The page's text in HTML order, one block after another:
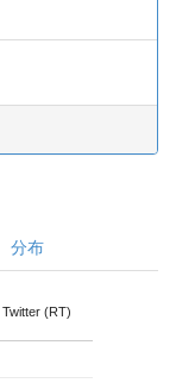
分布
Twitter (RT)